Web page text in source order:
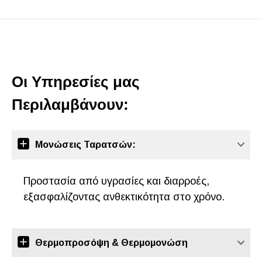
Οι Υπηρεσίες μας
Περιλαμβάνουν:
Μονώσεις Ταρατσών:
Προστασία από υγρασίες και διαρροές,
εξασφαλίζοντας ανθεκτικότητα στο χρόνο.
Θερμοπροσόψη & Θερμομονώση